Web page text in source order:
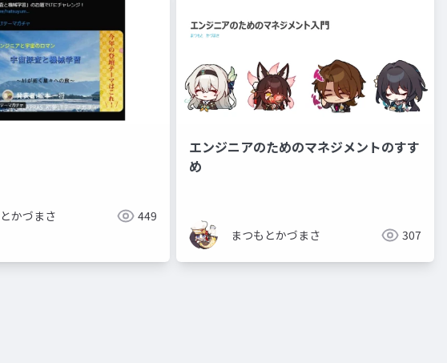
かづまさ 449
エンジニアのためのマネジメントのすす
め
まつもとかづまさ 307